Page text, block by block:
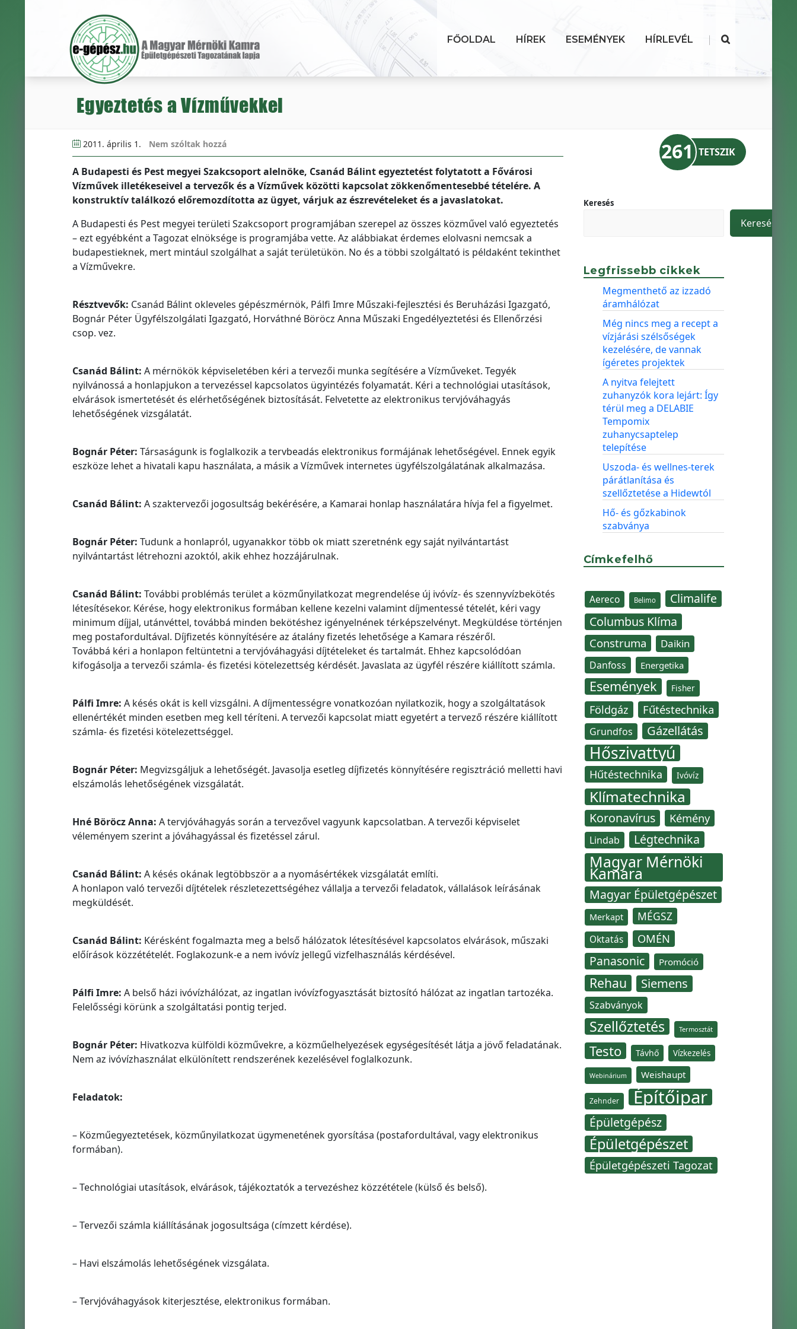
FŐOLDAL HÍREK ESEMÉNYEK HÍRLEVÉL |
Egyeztetés a Vízművekkel
2011. április 1. Nem szóltak hozzá
A Budapesti és Pest megyei Szakcsoport alelnöke, Csanád Bálint egyeztetést folytatott a Fővárosi
Vízművek illetékeseivel a tervezők és a Vízművek közötti kapcsolat zökkenőmentesebbé tételére. A
konstruktív találkozó előremozdította az ügyet, várjuk az észrevételeket és a javaslatokat.
A Budapesti és Pest megyei területi Szakcsoport programjában szerepel az összes közművel való egyeztetés
– ezt egyébként a Tagozat elnöksége is programjába vette. Az alábbiakat érdemes elolvasni nemcsak a
budapestieknek, mert mintául szolgálhat a saját területükön. No és a többi szolgáltató is példaként tekinthet
a Vízművekre.
Résztvevők: Csanád Bálint okleveles gépészmérnök, Pálfi Imre Műszaki-fejlesztési és Beruházási Igazgató,
Bognár Péter Ügyfélszolgálati Igazgató, Horváthné Böröcz Anna Műszaki Engedélyeztetési és Ellenőrzési
csop. vez.
Csanád Bálint: A mérnökök képviseletében kéri a tervezői munka segítésére a Vízműveket. Tegyék
nyilvánossá a honlapjukon a tervezéssel kapcsolatos ügyintézés folyamatát. Kéri a technológiai utasítások,
elvárások ismertetését és elérhetőségének biztosítását. Felvetette az elektronikus tervjóváhagyás
lehetőségének vizsgálatát.
Bognár Péter: Társaságunk is foglalkozik a tervbeadás elektronikus formájának lehetőségével. Ennek egyik
eszköze lehet a hivatali kapu használata, a másik a Vízművek internetes ügyfélszolgálatának alkalmazása.
Csanád Bálint: A szaktervezői jogosultság bekérésére, a Kamarai honlap használatára hívja fel a figyelmet.
Bognár Péter: Tudunk a honlapról, ugyanakkor több ok miatt szeretnénk egy saját nyilvántartást
nyilvántartást létrehozni azoktól, akik ehhez hozzájárulnak.
Csanád Bálint: További problémás terület a közműnyilatkozat megrendelése új ivóvíz- és szennyvízbekötés
létesítésekor. Kérése, hogy elektronikus formában kellene kezelni valamint díjmentessé tételét, kéri vagy
minimum díjjal, utánvéttel, továbbá minden bekötéshez igényelnének térképszelvényt. Megküldése történjen
meg postafordultával. Díjfizetés könnyítésére az átalány fizetés lehetősége a Kamara részéről.
Továbbá kéri a honlapon feltüntetni a tervjóváhagyási díjtételeket és tartalmát. Ehhez kapcsolódóan
kifogásolja a tervezői számla- és fizetési kötelezettség kérdését. Javaslata az ügyfél részére kiállított számla.
Pálfi Imre: A késés okát is kell vizsgálni. A díjmentességre vonatkozóan nyilatkozik, hogy a szolgáltatások
ellenértékét minden esetben meg kell téríteni. A tervezői kapcsolat miatt egyetért a tervező részére kiállított
számla- és fizetési kötelezettséggel.
Bognár Péter: Megvizsgáljuk a lehetőségét. Javasolja esetleg díjfizetés könnyítésére regisztráció melletti havi
elszámolás lehetőségének vizsgálatát.
Hné Böröcz Anna: A tervjóváhagyás során a tervezővel vagyunk kapcsolatban. A tervezői képviselet
véleményem szerint a jóváhagyással és fizetéssel zárul.
Csanád Bálint: A késés okának legtöbbször a a nyomásértékek vizsgálatát említi.
A honlapon való tervezői díjtételek részletezettségéhez vállalja a tervezői feladatok, vállalások leírásának
megküldését.
Csanád Bálint: Kérésként fogalmazta meg a belső hálózatok létesítésével kapcsolatos elvárások, műszaki
előírások közzétételét. Foglakozunk-e a nem ivóvíz jellegű vizfelhasználás kérdésével.
Pálfi Imre: A belső házi ivóvízhálózat, az ingatlan ivóvízfogyasztását biztosító hálózat az ingatlan tartozéka.
Felelősségi körünk a szolgáltatási pontig terjed.
Bognár Péter: Hivatkozva külföldi közművekre, a közműelhelyezések egységesítését látja a jövő feladatának.
Nem az ivóvízhasználat elkülönített rendszerének kezelésével foglalkozunk.
Feladatok:
– Közműegyeztetések, közműnyilatkozat ügymenetének gyorsítása (postafordultával, vagy elektronikus
formában).
– Technológiai utasítások, elvárások, tájékoztatók a tervezéshez közzététele (külső és belső).
– Tervezői számla kiállításának jogosultsága (címzett kérdése).
– Havi elszámolás lehetőségének vizsgálata.
– Tervjóváhagyások kiterjesztése, elektronikus formában.
261 TETSZIK
Keresés
Keresés
Legfrissebb cikkek
Megmenthető az izzadó
áramhálózat
Még nincs meg a recept a
vízjárási szélsőségek
kezelésére, de vannak
ígéretes projektek
A nyitva felejtett
zuhanyzók kora lejárt: Így
térül meg a DELABIE
Tempomix
zuhanycsaptelep
telepítése
Uszoda- és wellnes-terek
párátlanítása és
szellőztetése a Hidewtól
Hő- és gőzkabinok
szabványa
Címkefelhő
Aereco Belimo
Climalife
Columbus Klíma
Construma Daikin
Danfoss Energetika
Események Fisher
Földgáz Fűtéstechnika
Grundfos Gázellátás
Hőszivattyú
Hűtéstechnika Ivóvíz
Klímatechnika
Koronavírus Kémény
Lindab Légtechnika
Magyar Mérnöki
Kamara
Magyar Épületgépészet
Merkapt MÉGSZ
Oktatás OMÉN
Panasonic Promóció
Rehau Siemens
Szabványok
Szellőztetés Termosztát
Testo Távhő Vízkezelés
Webinárium Weishaupt
Zehnder Építőipar
Épületgépész
Épületgépészet
Épületgépészeti Tagozat